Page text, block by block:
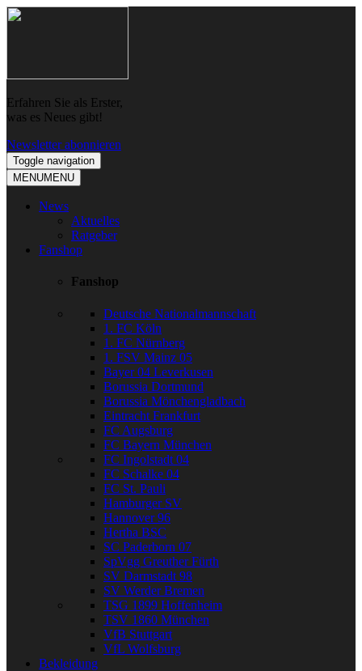
Skip
Skip
Erfahren Sie als Erster,
was es Neues gibt!
Newsletter abonnieren
Toggle navigation
MENUMENU
News
Aktuelles
Ratgeber
Fanshop
Fanshop
Deutsche Nationalmannschaft
1. FC Köln
1. FC Nürnberg
1. FSV Mainz 05
Bayer 04 Leverkusen
Borussia Dortmund
Borussia Mönchengladbach
Eintracht Frankfurt
FC Augsburg
FC Bayern München
FC Ingolstadt 04
FC Schalke 04
FC St. Pauli
Hamburger SV
Hannover 96
Hertha BSC
SC Paderborn 07
SpVgg Greuther Fürth
SV Darmstadt 98
SV Werder Bremen
TSG 1899 Hoffenheim
TSV 1860 München
VfB Stuttgart
VfL Wolfsburg
Bekleidung